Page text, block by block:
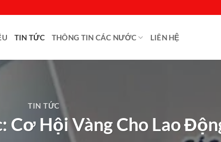
TIN TỨC THÔNG TIN CÁC NƯỚC LIÊN HỆ
TIN TỨC
Cơ Hội Vàng Cho Lao